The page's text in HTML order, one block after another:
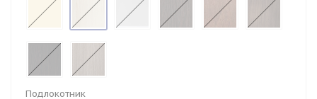
Подлокотник